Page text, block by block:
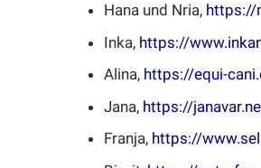
Hana und Nria, https://
Inka, https://
Alina, https://equi-
Jana, https://
Franja, https://